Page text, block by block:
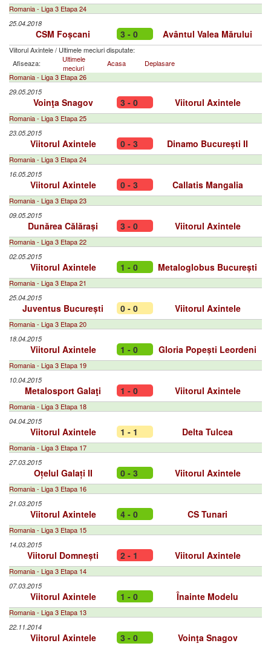
Romania - Liga 3 Etapa 24
25.04.2018
CSM Foșcani 3 - 0 Avântul Valea Mărului
Viitorul Axintele/ Ultimele meciuri disputate:
Afiseaza:
Ultimele
meciuri
Acasa
Deplasare
Romania - Liga 3 Etapa 26
29.05.2015
Voinţa Snagov 3 - 0 Viitorul Axintele
Romania - Liga 3 Etapa 25
23.05.2015
Viitorul Axintele 0 - 3 Dinamo București II
Romania - Liga 3 Etapa 24
16.05.2015
Viitorul Axintele 0 - 3 Callatis Mangalia
Romania - Liga 3 Etapa 23
09.05.2015
Dunărea Călărași 3 - 0 Viitorul Axintele
Romania - Liga 3 Etapa 22
02.05.2015
Viitorul Axintele 1 - 0 Metaloglobus București
Romania - Liga 3 Etapa 21
25.04.2015
Juventus București 0 - 0 Viitorul Axintele
Romania - Liga 3 Etapa 20
18.04.2015
Viitorul Axintele 1 - 0 Gloria Popești Leordeni
Romania - Liga 3 Etapa 19
10.04.2015
Metalosport Galaţi 1 - 0 Viitorul Axintele
Romania - Liga 3 Etapa 18
04.04.2015
Viitorul Axintele 1 - 1 Delta Tulcea
Romania - Liga 3 Etapa 17
27.03.2015
Oțelul Galați II 0 - 3 Viitorul Axintele
Romania - Liga 3 Etapa 16
21.03.2015
Viitorul Axintele 4 - 0 CS Tunari
Romania - Liga 3 Etapa 15
14.03.2015
Viitorul Domnești 2 - 1 Viitorul Axintele
Romania - Liga 3 Etapa 14
07.03.2015
Viitorul Axintele 1 - 0 Înainte Modelu
Romania - Liga 3 Etapa 13
22.11.2014
Viitorul Axintele 3 - 0 Voinţa Snagov